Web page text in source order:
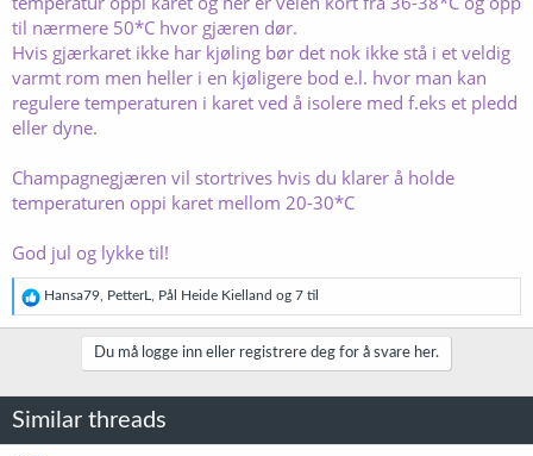
til nærmere 50*C hvor gjæren dør.
Hvis gjærkaret ikke har kjøling bør det nok ikke stå i et veldig
varmt rom men heller i en kjøligere bod e.l. hvor man kan
regulere temperaturen i karet ved å isolere med f.eks et pledd
eller dyne.
Champagnegjæren vil stortrives hvis du klarer å holde
temperaturen oppi karet mellom 20-30*C
God jul og lykke til!
R
e
a
n
e
Hansa79 PetterL Pål Heide Kielland og 7 til
Du må logge inn eller registrere deg for å svare her.
Similar threads